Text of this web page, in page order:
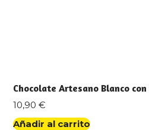
Chocolate Artesano Blanco
10,90€
Añadir al carrito